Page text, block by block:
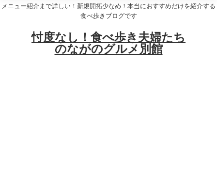
メニュー紹介まで詳しい！新規開拓少なめ！本当におすすめだけを紹介する
食べ歩きブログです
忖度なし！食べ歩き夫婦たち
のながのグルメ別館